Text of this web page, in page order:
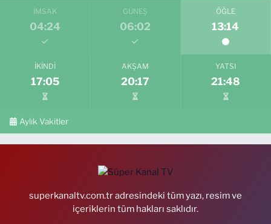
İMSAK
04:24
GÜNEŞ
06:02
ÖĞLE
13:14
İKINDI
17:05
AKŞAM
20:17
YATSI
21:48
Aylık Vakitler
superkanaltv.com.tr adresindeki tüm yazı, resim ve
içeriklerin tüm hakları saklıdır.